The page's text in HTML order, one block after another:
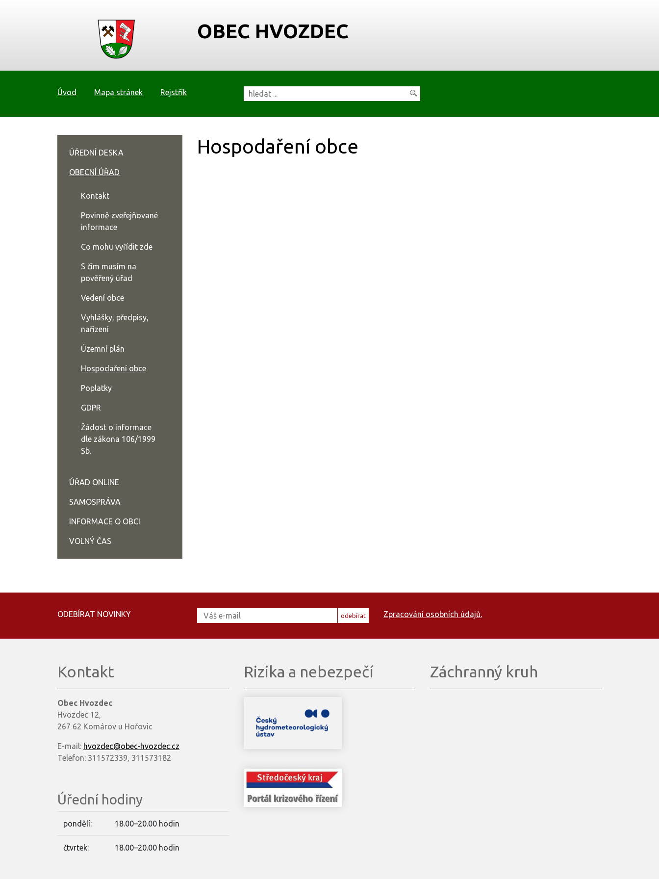
OBEC HVOZDEC
Úvod Mapa stránek Rejstřík
Hospodaření obce
ÚŘEDNÍ DESKA
OBECNÍ ÚŘAD
Kontakt
Povinně zveřejňované
informace
Co mohu vyřídit zde
S čím musím na
pověřený úřad
Vedení obce
Vyhlášky, předpisy,
nařízení
Územní plán
Hospodaření obce
Poplatky
GDPR
Žádost o informace
dle zákona 106/1999
Sb.
ÚŘAD ONLINE
SAMOSPRÁVA
INFORMACE O OBCI
VOLNÝ ČAS
ODEBÍRAT NOVINKY odebírat Zpracování osobních údajů.
Kontakt
Obec Hvozdec
Hvozdec 12,
267 62 Komárov u Hořovic
E-mail: hvozdec@obec-hvozdec.cz
Telefon: 311572339, 311573182
Úřední hodiny
pondělí: 18.00–20.00 hodin
čtvrtek: 18.00–20.00 hodin
Rizika a nebezpečí Záchranný kruh